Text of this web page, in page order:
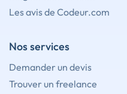
Les avis de Codeur.com
Nos services
Demander un devis
Trouver un freelance